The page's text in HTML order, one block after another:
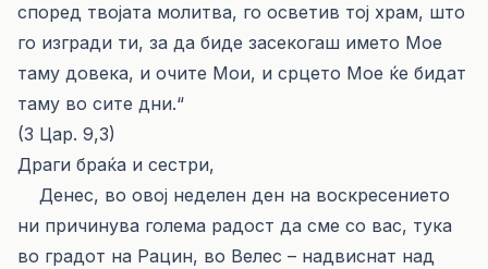
според твојата молитва, го осветив тој храм, што
го изгради ти, за да биде засекогаш името Мое
таму довека, и очите Мои, и срцето Мое ќе бидат
таму во сите дни.“
(3 Цар. 9,3)
Драги браќа и сестри,
Денес, во овој неделен ден на воскресението
ни причинува голема радост да сме со вас, тука
во градот на Рацин, во Велес – надвиснат над